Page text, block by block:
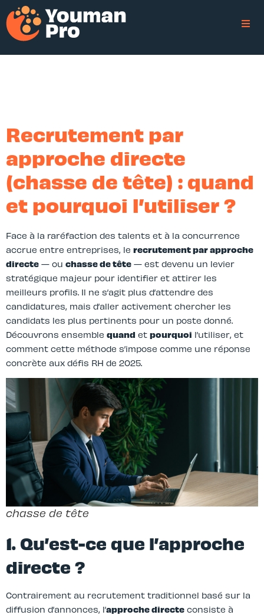
Recrutement par
approche directe
(chasse de tête) : quand
et pourquoi l’utiliser ?
Face à la raréfaction des talents et à la concurrence
accrue entre entreprises, le recrutement par approche
directe — ou chasse de tête — est devenu un levier
stratégique majeur pour identifier et attirer les
meilleurs profils. Il ne s’agit plus d’attendre des
candidatures, mais d’aller activement chercher les
candidats les plus pertinents pour un poste donné.
Découvrons ensemble quand et pourquoi l’utiliser, et
comment cette méthode s’impose comme une réponse
concrète aux défis RH de 2025.
chasse de tête
1. Qu’est-ce que l’approche
directe ?
Contrairement au recrutement traditionnel basé sur la
diffusion d’annonces, l’approche directe consiste à